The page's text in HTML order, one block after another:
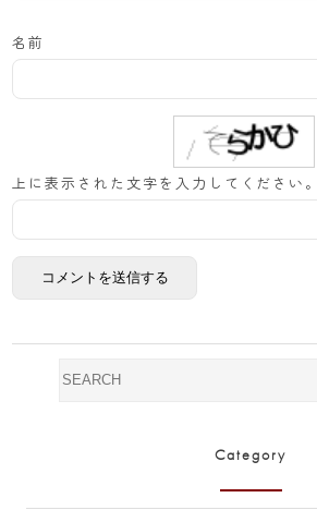
名前
上に表示された文字を入力してください。
Category